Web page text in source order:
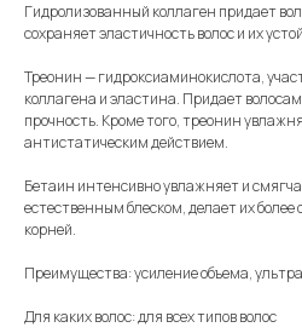
Гидролизованный коллаген придает
сохраняет эластичность волос и их
Треонин — гидроксиаминокислота,
коллагена и эластина. Придает
прочность. Кроме того, треонин
антистатическим действием.
Бетаин интенсивно увлажняет и
естественным блеском, делает их
корней.
Преимущества: усиление объема, ультра
Для каких волос: для всех типов волос